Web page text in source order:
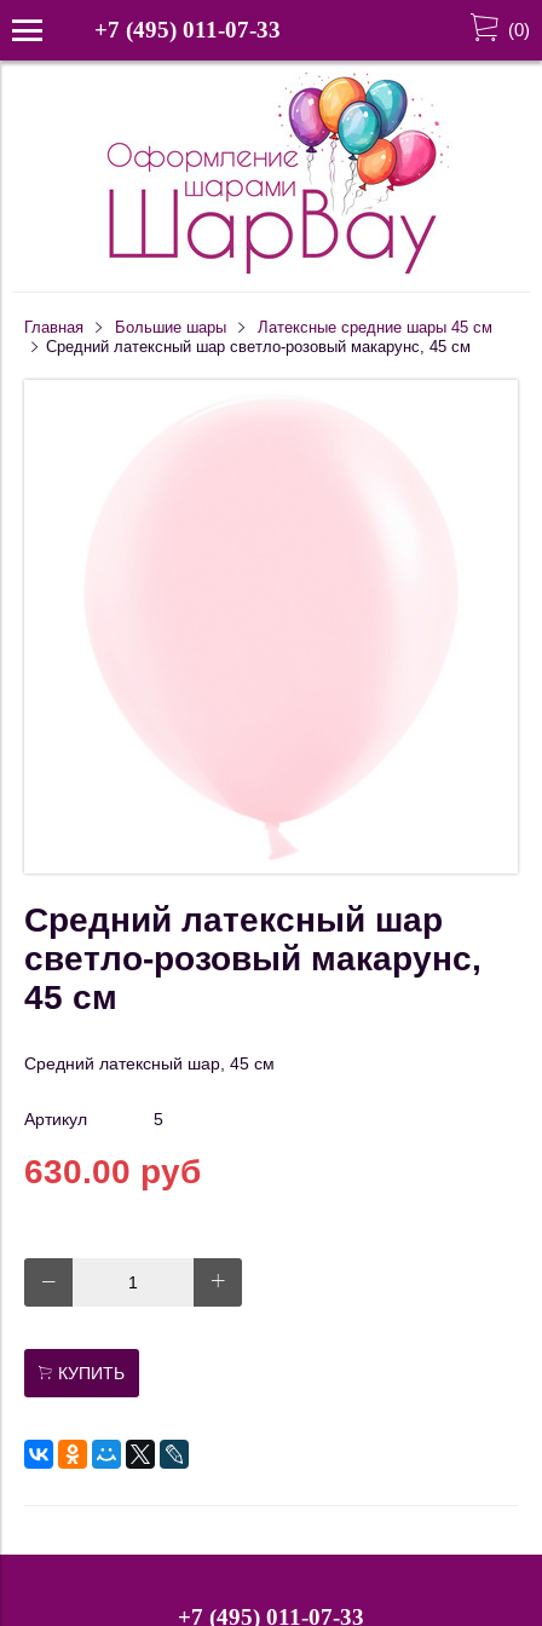
+7 (495) 011-07-33 (0)
Главная Большие шары
Латексные средние шары 45 см
Средний латексный шар светло-розовый макарунс, 45 см
Средний латексный шар
светло-розовый макарунс,
45 см
Средний латексный шар, 45 см
Артикул 5
630.00 руб
КУПИТЬ
+7 (495) 011-07-33